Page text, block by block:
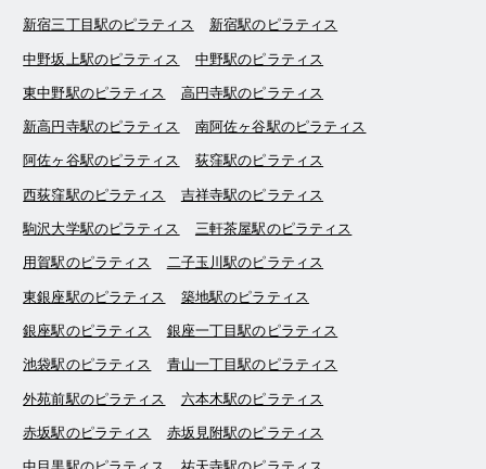
新宿三丁目駅のピラティス 新宿駅のピラティス
中野坂上駅のピラティス 中野駅のピラティス
東中野駅のピラティス 高円寺駅のピラティス
新高円寺駅のピラティス 南阿佐ヶ谷駅のピラティス
阿佐ヶ谷駅のピラティス 荻窪駅のピラティス
西荻窪駅のピラティス 吉祥寺駅のピラティス
駒沢大学駅のピラティス 三軒茶屋駅のピラティス
用賀駅のピラティス 二子玉川駅のピラティス
東銀座駅のピラティス 築地駅のピラティス
銀座駅のピラティス 銀座一丁目駅のピラティス
池袋駅のピラティス 青山一丁目駅のピラティス
外苑前駅のピラティス 六本木駅のピラティス
赤坂駅のピラティス 赤坂見附駅のピラティス